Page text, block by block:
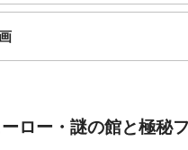
の秋ドラマ
ランチ 推
ロー・謎の館と極秘